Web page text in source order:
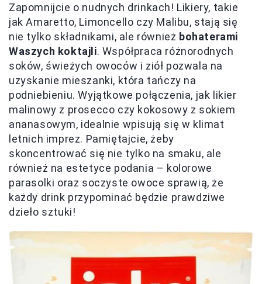
Zapomnijcie o nudnych drinkach! Likiery, takie
jak Amaretto, Limoncello czy Malibu, stają się
nie tylko składnikami, ale również bohaterami
Waszych koktajli. Współpraca różnorodnych
soków, świeżych owoców i ziół pozwala na
uzyskanie mieszanki, która tańczy na
podniebieniu. Wyjątkowe połączenia, jak likier
malinowy z prosecco czy kokosowy z sokiem
ananasowym, idealnie wpisują się w klimat
letnich imprez. Pamiętajcie, żeby
skoncentrować się nie tylko na smaku, ale
również na estetyce podania – kolorowe
parasolki oraz soczyste owoce sprawią, że
każdy drink przypominać będzie prawdziwe
dzieło sztuki!